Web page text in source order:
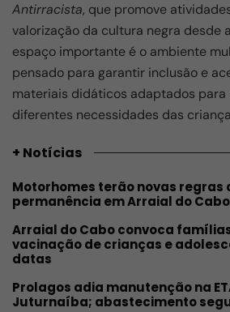
Antirracista, que promove
valorização da cultura negra desde
espaço importante é o ambiente
pensado para garantir inclusão e
materiais didáticos adaptados para
diferentes necessidades das
+ Notícias
Motorhomes terão novas regras
permanência em Arraial do
Arraial do Cabo convoca
vacinação de crianças e
datas
Prolagos adia manutenção na
Juturnaíba; abastecimento